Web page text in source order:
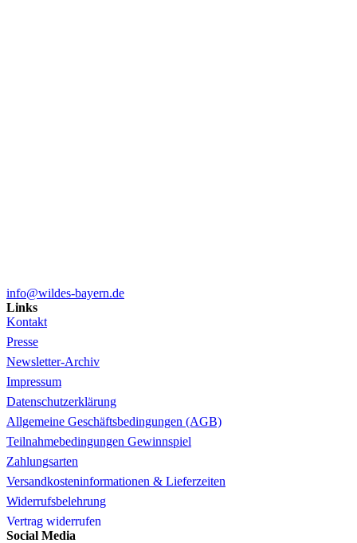
info@wildes-bayern.de
Links
Kontakt
Presse
Newsletter-Archiv
Impressum
Datenschutzerklärung
Allgemeine Geschäftsbedingungen (AGB)
Teilnahmebedingungen Gewinnspiel
Zahlungsarten
Versandkosteninformationen & Lieferzeiten
Widerrufsbelehrung
Vertrag widerrufen
Social Media